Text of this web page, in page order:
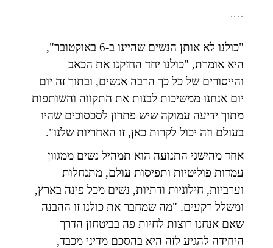
….
"כולנו לא אותן הנשים שהיינו ב-6 באוקטובר",
היא אומרת, "כולנו יחד החזקנו את הכאב
והייסורים של כל כך הרבה אנשים, ובתוך זה יום
יום אנחנו ממשיכות לבנות את התקווה והשותפות
מתוך ידיעה עמוקה שיש פתרון לסכסוכים שהיו
בעולם וזה יכול לקרות כאן, זו האחריות שלנו".
אחד מהישגי התנועה הוא תמהיל נשים ממגוון
עמדות פוליטיות ותפיסות עולם, מתנחלות
וערביות, חילוניות ודתיות, נשים מכל פינה בארץ,
ומשלל רקעים. "מה שמחבר את כולנו זו ההבנה
שאם אנחנו רוצות לחיות פה בביטחון הדרך
היחידה להגיע לזה היא בהסכם מדיני מכבד,